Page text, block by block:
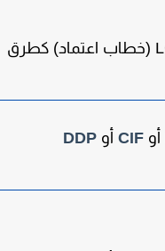
كطرق
CIFأو DDP